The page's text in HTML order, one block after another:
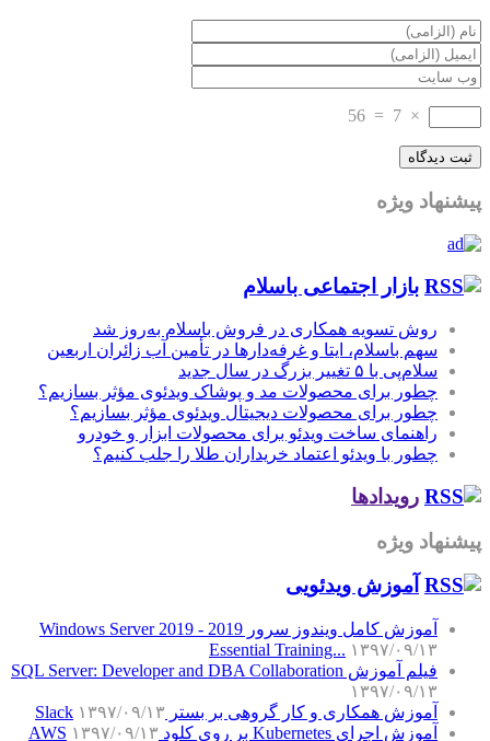
×
7
=
56
پیشنهاد ویژه
بازار اجتماعی باسلام
روش تسویه همکاری در فروش باسلام به‌روز شد
سهم باسلام، ایتا و غرفه‌دارها در تأمین آب زائران اربعین
سلام‌پی با ۵ تغییر بزرگ در سال جدید
چطور برای محصولات مد و پوشاک ویدئوی مؤثر بسازیم؟
چطور برای محصولات دیجیتال ویدئوی مؤثر بسازیم؟
راهنمای ساخت ویدئو برای محصولات ابزار و خودرو
چطور با ویدئو اعتماد خریداران طلا را جلب کنیم؟
رویدادها
پیشنهاد ویژه
آموزش‌ ویدئویی
آموزش کامل ویندوز سرور 2019 - Windows Server 2019
Essential Training... ۱۳۹۷/۰۹/۱۳
فیلم آموزش SQL Server: Developer and DBA Collaboration
۱۳۹۷/۰۹/۱۳
آموزش همکاری و کار گروهی بر بستر Slack ۱۳۹۷/۰۹/۱۳
آموزش اجرای Kubernetes بر روی کلود AWS
۱۳۹۷/۰۹/۱۳